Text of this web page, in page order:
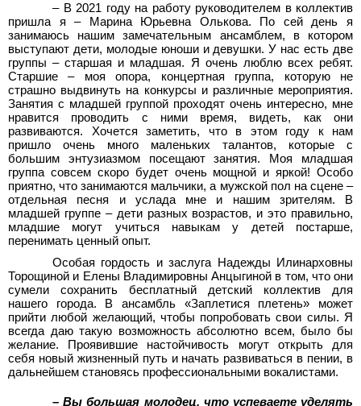
– В 2021 году на работу руководителем в коллектив
пришла я – Марина Юрьевна Олькова. По сей день я
занимаюсь нашим замечательным ансамблем, в котором
выступают дети, молодые юноши и девушки. У нас есть две
группы – старшая и младшая. Я очень люблю всех ребят.
Старшие – моя опора, концертная группа, которую не
страшно выдвинуть на конкурсы и различные мероприятия.
Занятия с младшей группой проходят очень интересно, мне
нравится проводить с ними время, видеть, как они
развиваются. Хочется заметить, что в этом году к нам
пришло очень много маленьких талантов, которые с
большим энтузиазмом посещают занятия. Моя младшая
группа совсем скоро будет очень мощной и яркой! Особо
приятно, что занимаются мальчики, а мужской пол на сцене –
отдельная песня и услада мне и нашим зрителям. В
младшей группе – дети разных возрастов, и это правильно,
младшие могут учиться навыкам у детей постарше,
перенимать ценный опыт.
Особая гордость и заслуга Надежды Илинарховны
Торощиной и Елены Владимировны Анцыгиной в том, что они
сумели сохранить бесплатный детский коллектив для
нашего города. В ансамбль «Заплетися плетень» может
прийти любой желающий, чтобы попробовать свои силы. Я
всегда даю такую возможность абсолютно всем, было бы
желание. Проявившие настойчивость могут открыть для
себя новый жизненный путь и начать развиваться в пении, в
дальнейшем становясь профессиональными вокалистами.
– Вы большая молодец, что успеваете уделять